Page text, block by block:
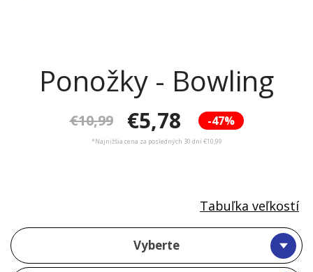
Ponožky - Bowling
-47%
€10,99 €5,78
*Najnižšia cena za posledných 30 dní €10,99
Vyberte
Tabuľka veľkostí